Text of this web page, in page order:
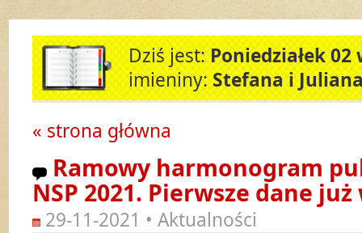
Dziś jest:Poniedziałek 02
imieniny:Stefana i
« strona główna
Ramowy harmonogram
NSP 2021. Pierwsze dane
29-11-2021 • Aktualności